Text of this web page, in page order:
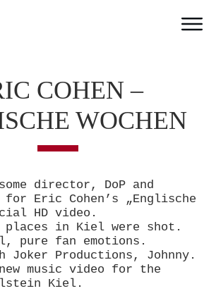
Jobs
COHEN –
WOCHEN
director, DoP and
Eric Cohen’s „Englische
HD video.
places in Kiel were shot.
pure fan emotions.
Joker Productions, Johnny.
music video for the
Kiel.